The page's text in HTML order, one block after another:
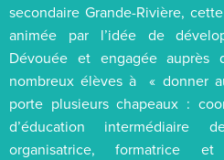
secondaire Grande-Rivière,
animée par l’idée de
Dévouée et engagée
nombreux élèves à « donner
porte plusieurs chapeaux :
d’éducation intermédiaire
organisatrice, formatrice